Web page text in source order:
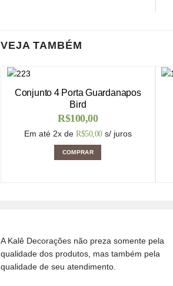
VEJA TAMBÉM
Conjunto 4 Porta Guardanapos
Bird
R$100,00
Em até 2x de R$50,00 s/ juros
COMPRAR
A Kalê Decorações não preza somente pela
qualidade dos produtos, mas também pela
qualidade de seu atendimento.